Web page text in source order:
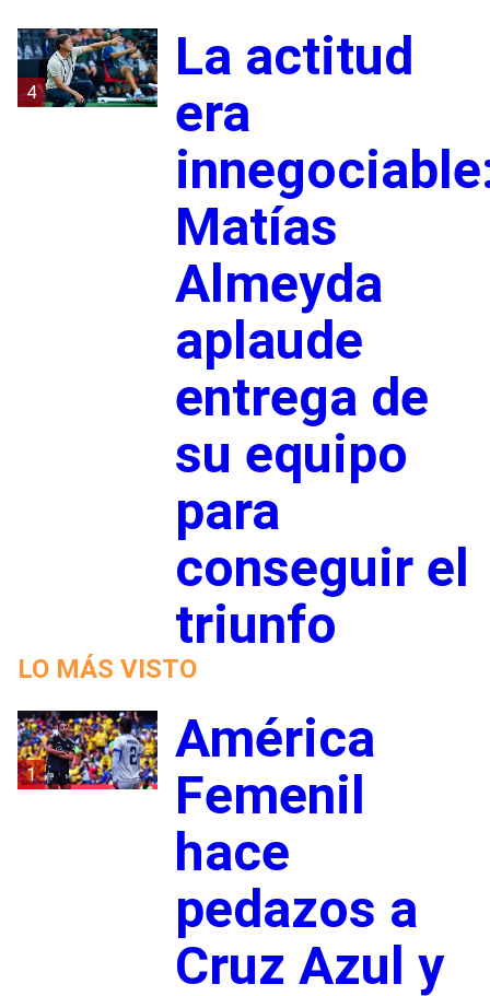
4
La actitud
era
Matías
Almeyda
aplaude
entrega de
su equipo
para
conseguir el
triunfo
LO MÁS VISTO
1
América
Femenil
hace
pedazos a
Cruz Azul y